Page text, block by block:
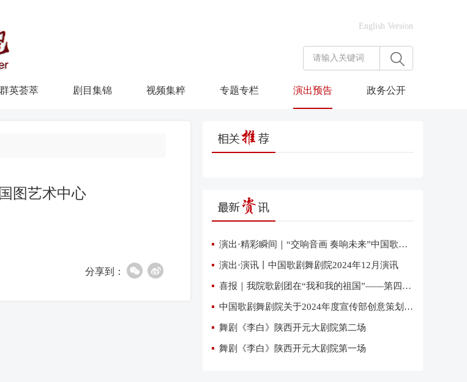
English Version
群英荟萃 剧目集锦 视频集粹 专题专栏 演出预告 政务公开
图艺术中心
分享到：
演出·精彩瞬间｜“交响音画 奏响未来”中国歌剧舞剧院交响音乐会在雄安上演
演出·演讯丨中国歌剧舞剧院2024年12月演讯
喜报｜我院歌剧团在“我和我的祖国”——第四届优秀网络短视频大赛中荣获三项大奖
中国歌剧舞剧院关于2024年度宣传部创意策划复试有关事项的通知
舞剧《李白》陕西开元大剧院第二场
舞剧《李白》陕西开元大剧院第一场